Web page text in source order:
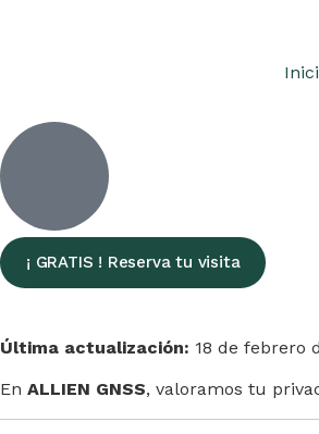
¡ GRATIS ! Reserva tu visita
Última actualización: 18 de febrero
En ALLIEN GNSS, valoramos tu